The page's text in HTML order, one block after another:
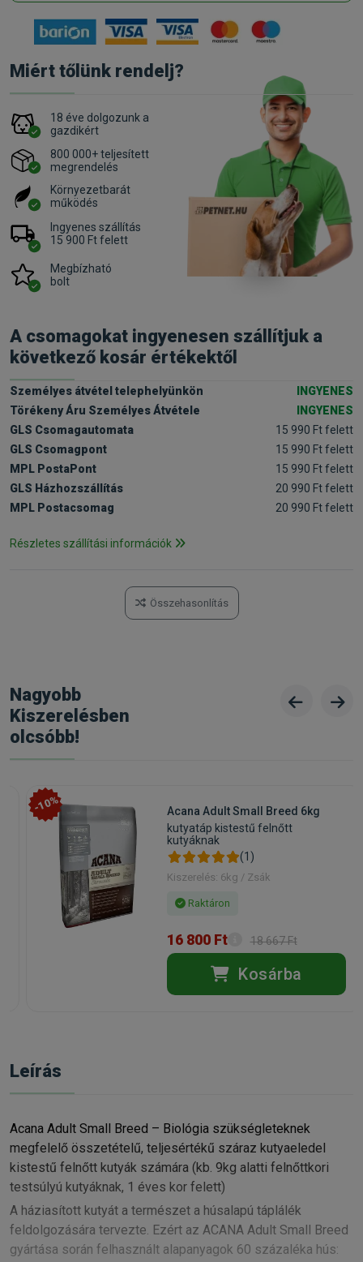
Miért tőlünk rendelj?
18 éve dolgozunk a
gazdikért
800 000+ teljesített
megrendelés
Környezetbarát
működés
Ingyenes szállítás
15 900 Ft felett
Megbízható
bolt
A csomagokat ingyenesen szállítjuk a
következő kosár értékektől
Személyes átvétel telephelyünkön
INGYENES
Törékeny Áru Személyes Átvétele
INGYENES
GLS Csomagautomata
15 990 Ft felett
GLS Csomagpont
15 990 Ft felett
MPL PostaPont
15 990 Ft felett
GLS Házhozszállítás
20 990 Ft felett
MPL Postacsomag
20 990 Ft felett
Részletes szállítási információk
Összehasonlítás
Nagyobb
Kiszerelésben
olcsóbb!
-10%
Acana Adult Small Breed 6kg
kutyatáp kistestű felnőtt
kutyáknak
(1)
Kiszerelés: 6kg / Zsák
Raktáron
16 800 Ft 18 667 Ft
Kosárba
Leírás
Acana Adult Small Breed – Biológia szükségleteknek
megfelelő összetételű, teljesértékű száraz kutyaeledel
kistestű felnőtt kutyák számára (kb. 9kg alatti felnőttkori
testsúlyú kutyáknak, 1 éves kor felett)
A háziasított kutyát a természet a húsalapú táplálék
feldolgozására tervezte. Ezért az ACANA Adult Small Breed
gyártása során felhasznált alapanyagok 60 százaléka hús: